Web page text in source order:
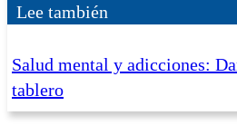
Lee también
Salud mental y adicciones:
tablero